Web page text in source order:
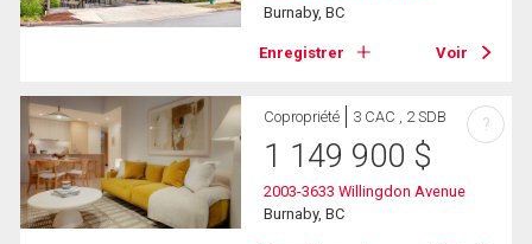
Burnaby, BC
Enregistrer Voir
Copropriété 3 CAC , 2 SDB
1 149 900 $
2003-3633 Willingdon Avenue
Burnaby, BC
?